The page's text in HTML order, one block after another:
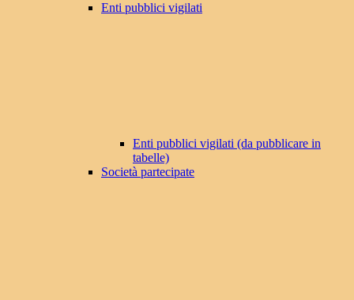
Enti pubblici vigilati
Enti pubblici vigilati (da pubblicare in
tabelle)
Società partecipate